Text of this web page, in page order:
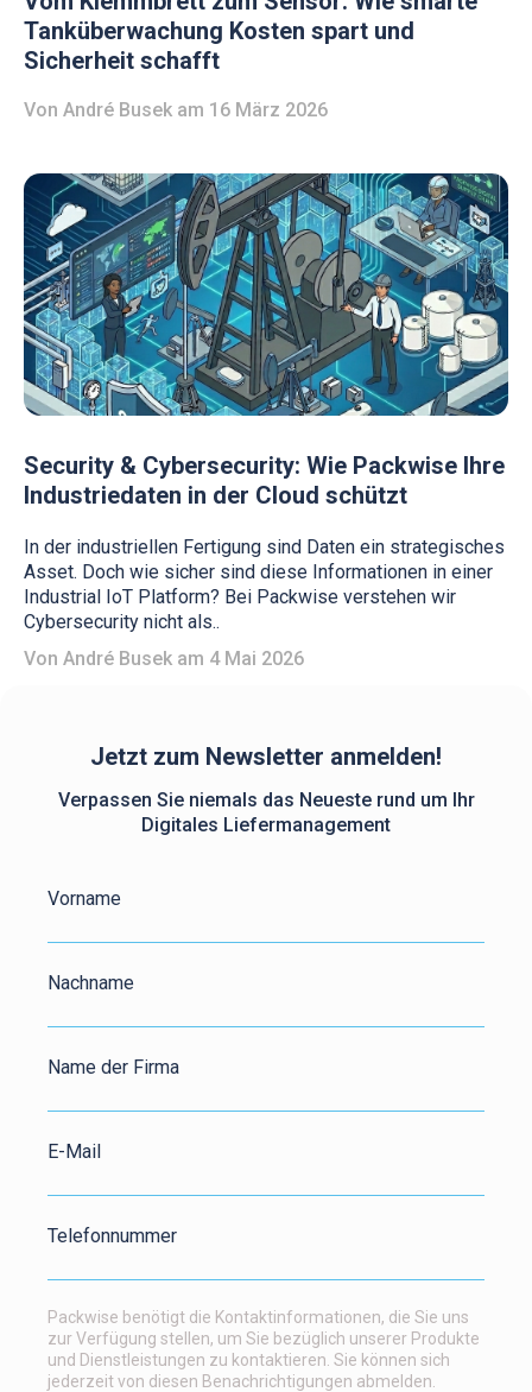
Tanküberwachung Kosten spart und
Sicherheit schafft
Von André Busek am 16 März 2026
Security & Cybersecurity: Wie Packwise Ihre
Industriedaten in der Cloud schützt
In der industriellen Fertigung sind Daten ein strategisches
Asset. Doch wie sicher sind diese Informationen in einer
Industrial IoT Platform? Bei Packwise verstehen wir
Cybersecurity nicht als..
Von André Busek am 4 Mai 2026
Jetzt zum Newsletter anmelden!
Verpassen Sie niemals das Neueste rund um Ihr
Digitales Liefermanagement
Vorname
Nachname
Name der Firma
E-Mail
Telefonnummer
Packwise benötigt die Kontaktinformationen, die Sie uns
zur Verfügung stellen, um Sie bezüglich unserer Produkte
und Dienstleistungen zu kontaktieren. Sie können sich
jederzeit von diesen Benachrichtigungen abmelden.